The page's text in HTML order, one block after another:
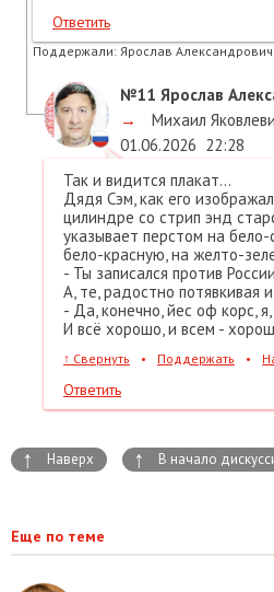
Ответить
Поддержали: Ярослав
№11 Ярослав
→
Михаил
01.06.2026 22:28
Так и видится плакат...
Дядя Сэм, как его
цилиндре со стрип энд
указывает перстом на
бело-красную, на желто-
- Ты записался против
А, те, радостно потявкивая
- Да, конечно, йес оф корс,
И всё хорошо, и всем -
↑ Свернуть • Поддержать •
Ответить
↑ Наверх ↑ В начало
Еще по теме